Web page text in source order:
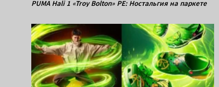
PUMA Hali 1 «Troy Bolton» PE: Ностальгия на паркете